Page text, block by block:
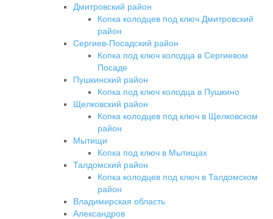
Дмитровский район
Копка колодцев под ключ Дмитровский
район
Сергиев-Посадский район
Копка под ключ колодца в Сергиевом
Посаде
Пушкинский район
Копка под ключ колодца в Пушкино
Щелковский район
Копка колодцев под ключ в Щелковском
район
Мытищи
Копка под ключ в Мытищах
Талдомский район
Копка колодцев под ключ в Талдомском
район
Владимирская область
Александров